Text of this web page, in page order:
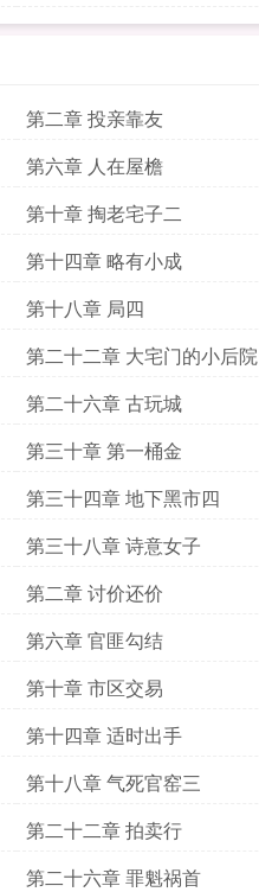
第二章 投亲靠友
第六章 人在屋檐
第十章 掏老宅子二
第十四章 略有小成
第十八章 局四
第二十二章 大宅门的小后院
第二十六章 古玩城
第三十章 第一桶金
第三十四章 地下黑市四
第三十八章 诗意女子
第二章 讨价还价
第六章 官匪勾结
第十章 市区交易
第十四章 适时出手
第十八章 气死官窑三
第二十二章 拍卖行
第二十六章 罪魁祸首